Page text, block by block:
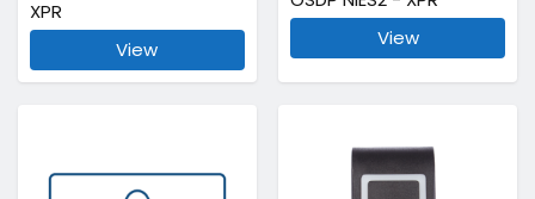
XPR
View
View